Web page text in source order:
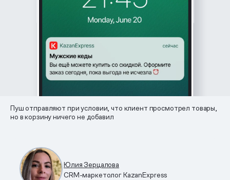
Пуш отправляют при условии, что клиент просмотрел товары,
но в корзину ничего не добавил
Юлия Зерцалова
CRM-маркетолог KazanExpress